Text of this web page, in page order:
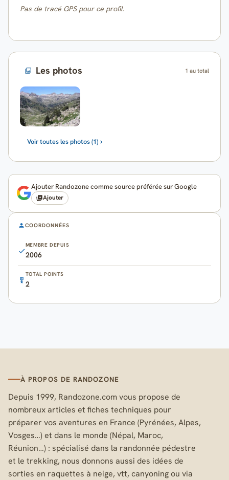
Pas de tracé GPS pour ce profil.
Les photos 1 au total
Voir toutes les photos (1)
Ajouter Randozone comme source préférée sur Google
Ajouter
COORDONNÉES
MEMBRE DEPUIS
2006
TOTAL POINTS
2
À PROPOS DE RANDOZONE
Depuis 1999, Randozone.com vous propose de
nombreux articles et fiches techniques pour
préparer vos aventures en France (Pyrénées, Alpes,
Vosges…) et dans le monde (Népal, Maroc,
Réunion…) : spécialisé dans la randonnée pédestre
et le trekking, nous donnons aussi des idées de
sorties en raquettes à neige, vtt, canyoning ou via